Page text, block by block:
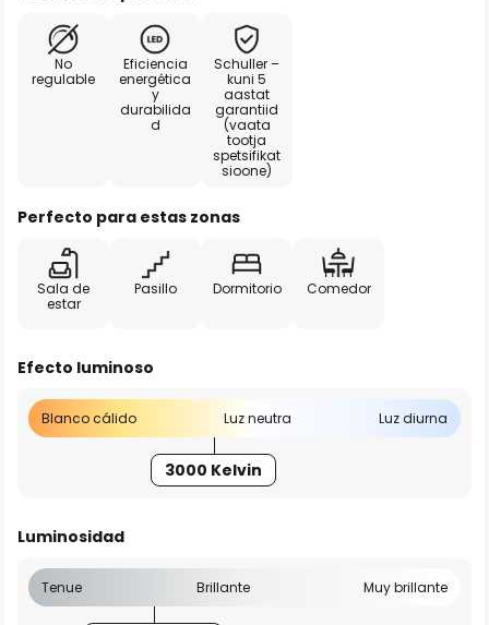
No
regulable
Eficiencia
energética
y
durabilida
d
Schuller –
kuni 5
aastat
garantiid
(vaata
tootja
spetsifikat
sioone)
Perfecto para estas zonas
Sala de
estar
Pasillo Dormitorio Comedor
Efecto luminoso
Blanco cálido Luz neutra Luz diurna
3000 Kelvin
Luminosidad
Tenue Brillante Muy brillante